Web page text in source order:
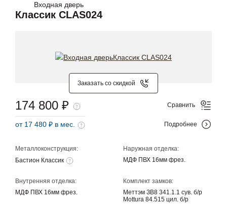
Входная дверь
Классик CLAS024
Заказать со скидкой
Металлоконструкция:
Бастион Классик
Наружная отделка:
МДФ ПВХ 16мм фрез.
Внутренняя отделка:
МДФ ПВХ 16мм фрез.
Комплект замков:
Меттэм ЗВ8 341.1.1 сув. б/р
Mottura 84.515 цил. б/р
174 800 ₽
от 17 480 ₽ в мес.
Сравнить
Подробнее